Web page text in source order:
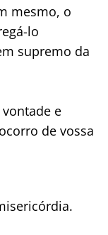
mesmo, o
lo
supremo da
vontade e
de vossa